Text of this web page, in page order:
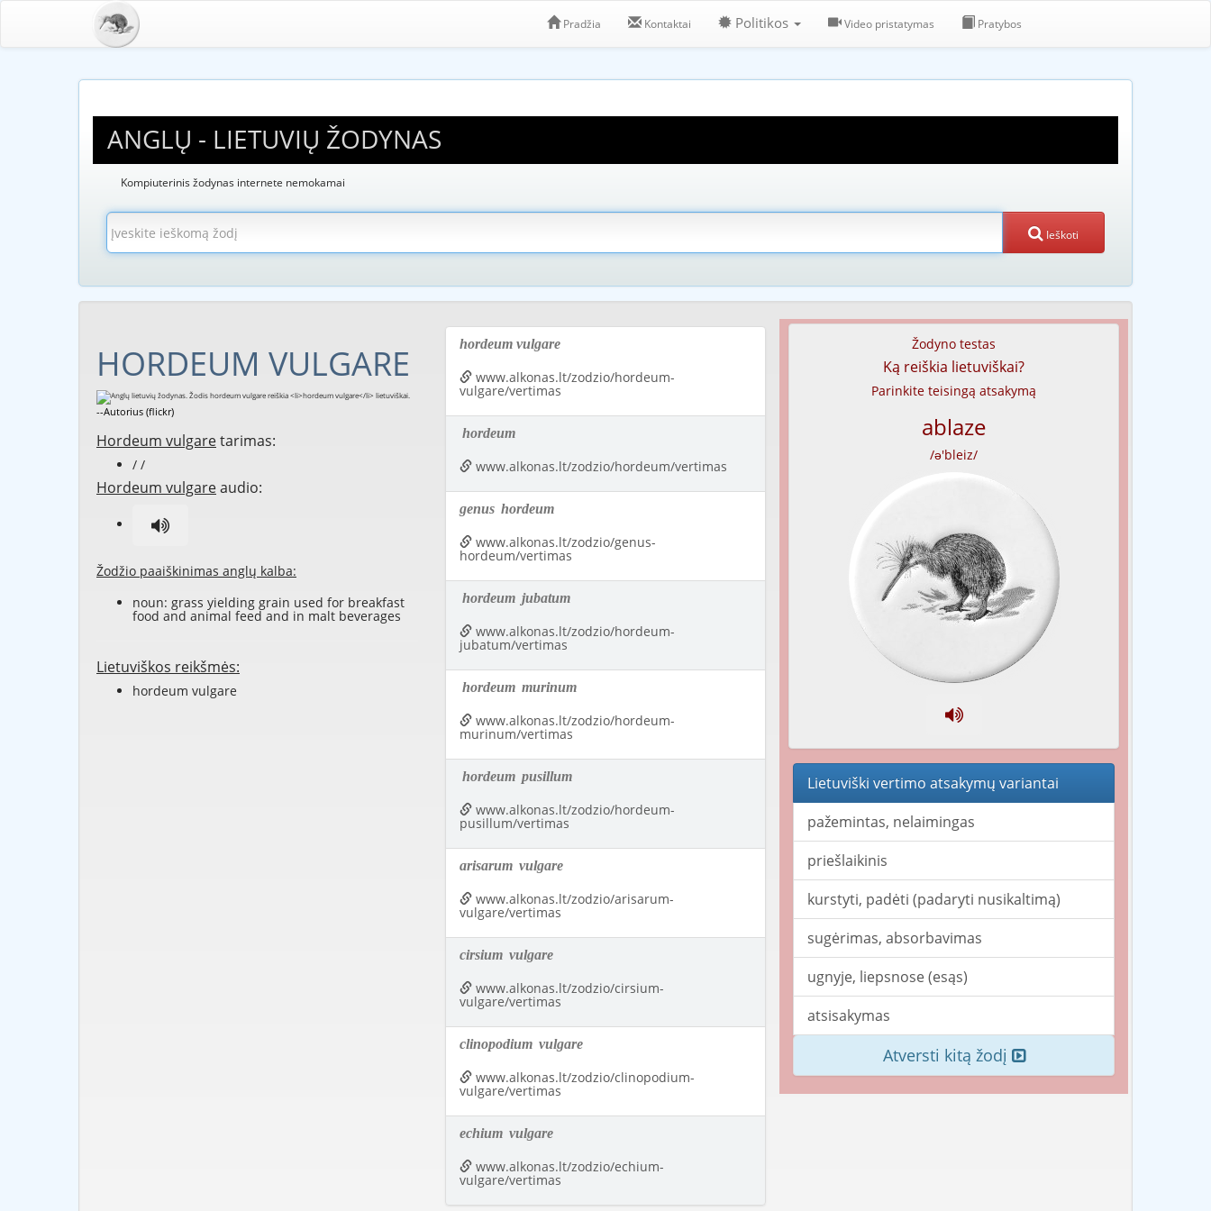
Pradžia Kontaktai Politikos Video pristatymas Pratybos
ANGLŲ - LIETUVIŲ ŽODYNAS
Kompiuterinis žodynas internete nemokamai
Ieškoti
HORDEUM VULGARE
--Autorius (flickr)
Hordeum vulgaretarimas:
/ /
Hordeum vulgareaudio:
Žodžio paaiškinimas anglų kalba:
noun: grass yielding grain used for breakfast
food and animal feed and in malt beverages
Lietuviškos reikšmės:
hordeum vulgare
hordeum vulgare
www.alkonas.lt/zodzio/hordeum-
vulgare/vertimas
hordeum
www.alkonas.lt/zodzio/hordeum/vertimas
genus hordeum
www.alkonas.lt/zodzio/genus-
hordeum/vertimas
hordeum jubatum
www.alkonas.lt/zodzio/hordeum-
jubatum/vertimas
hordeum murinum
www.alkonas.lt/zodzio/hordeum-
murinum/vertimas
hordeum pusillum
www.alkonas.lt/zodzio/hordeum-
pusillum/vertimas
arisarum vulgare
www.alkonas.lt/zodzio/arisarum-
vulgare/vertimas
cirsium vulgare
www.alkonas.lt/zodzio/cirsium-
vulgare/vertimas
clinopodium vulgare
www.alkonas.lt/zodzio/clinopodium-
vulgare/vertimas
echium vulgare
www.alkonas.lt/zodzio/echium-
vulgare/vertimas
Žodyno testas
Ką reiškia lietuviškai?
Parinkite teisingą atsakymą
ablaze
/ə'bleiz/
Lietuviški vertimo atsakymų variantai
pažemintas, nelaimingas
priešlaikinis
kurstyti, padėti (padaryti nusikaltimą)
sugėrimas, absorbavimas
ugnyje, liepsnose (esąs)
atsisakymas
Atversti kitą žodį